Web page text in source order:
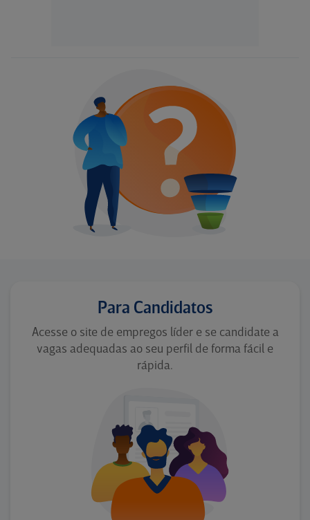
Para Candidatos
Acesse o site de empregos líder e se candidate a
vagas adequadas ao seu perfil de forma fácil e
rápida.